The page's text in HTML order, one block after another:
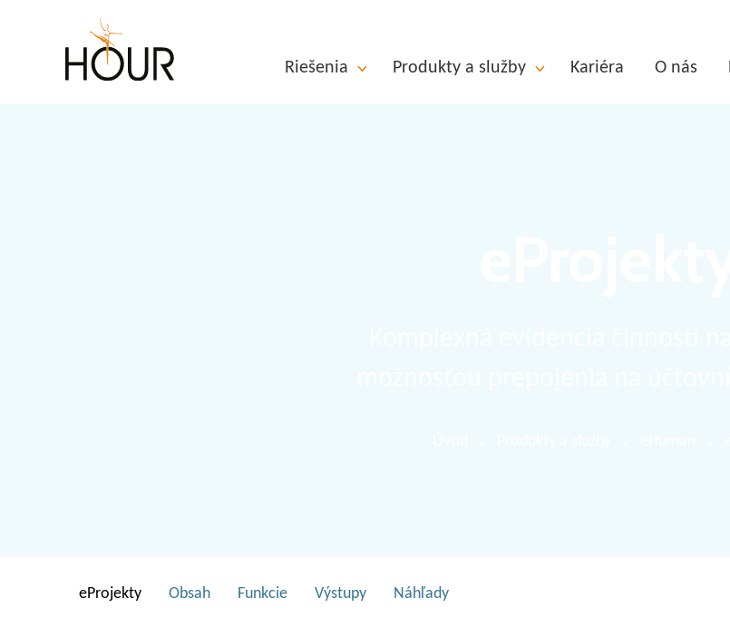
Riešenia Produkty a služby Kariéra O nás
eProjekty Obsah Funkcie Výstupy Náhľady